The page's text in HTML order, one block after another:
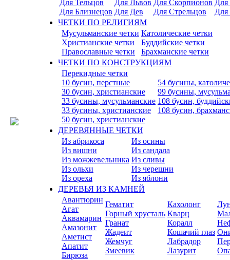
Для Тельцов
Для Близнецов
Для Львов
Для Дев
Для Скорпионов
Для Стрельцов
Для
ЧЕТКИ ПО РЕЛИГИЯМ
Мусульманские четки
Христианские четки
Православные четки
Католические четки
Буддийские четки
Брахманские четки
ЧЕТКИ ПО КОНСТРУКЦИЯМ
Перекидные четки
10 бусин, перстные
30 бусин, христианские
33 бусины, мусульманские
33 бусины, христианские
50 бусин, христианские
54 бусины,
99 бусины,
108 бусин,
108 бусин,
ДЕРЕВЯННЫЕ ЧЕТКИ
Из абрикоса
Из вишни
Из можжевельника
Из ольхи
Из ореха
Из осины
Из сандала
Из сливы
Из черешни
Из яблони
ДЕРЕВЬЯ ИЗ КАМНЕЙ
Авантюрин
Агат
Аквамарин
Амазонит
Аметист
Апатит
Бирюза
Гематит
Горный хрусталь
Гранат
Жадеит
Жемчуг
Змеевик
Кахолонг
Кварц
Коралл
Кошачий глаз
Лабрадор
Лазурит